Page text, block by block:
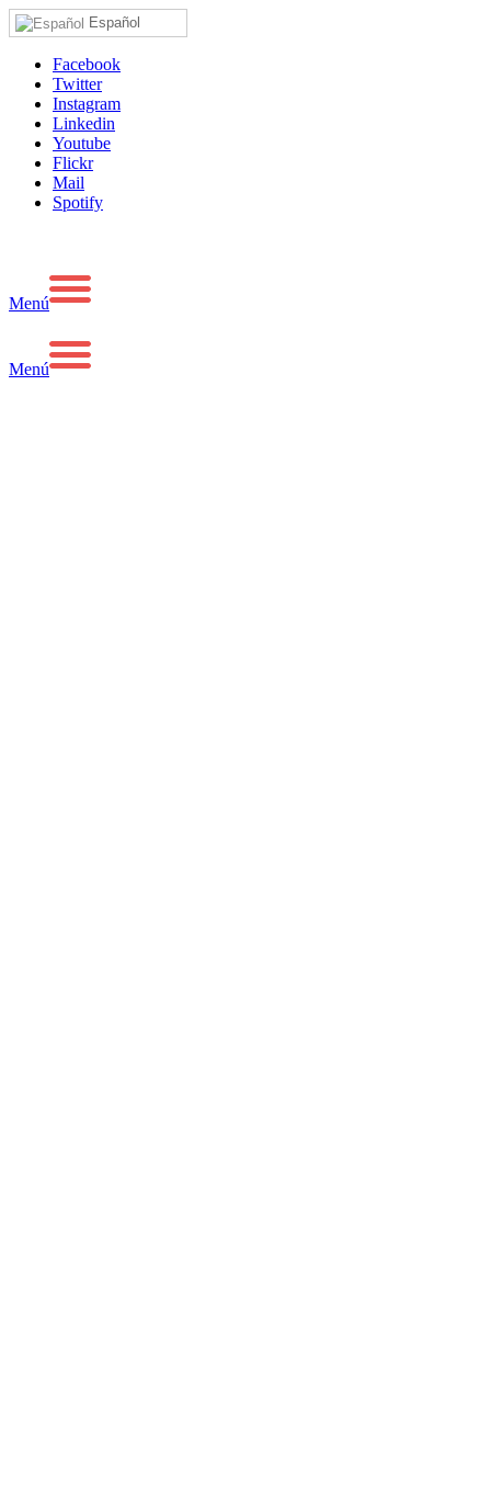
Español
Facebook
Twitter
Instagram
Linkedin
Youtube
Flickr
Mail
Spotify
Menú
Menú